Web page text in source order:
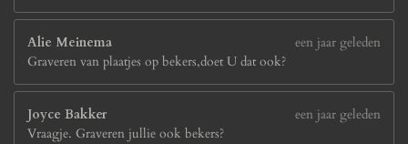
Alie Meinema
een jaar geleden
Graveren van plaatjes op bekers,doet U dat ook?
Joyce Bakker
een jaar geleden
Vraagje. Graveren jullie ook bekers?